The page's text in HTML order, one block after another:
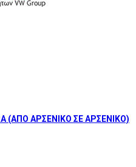
(ΑΠΟ ΑΡΣΕΝΙΚΟ ΣΕ ΑΡΣΕΝΙΚΟ)